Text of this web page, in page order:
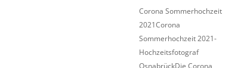
Corona Sommerhochzeit
2021Corona
Sommerhochzeit 2021-
Hochzeitsfotograf